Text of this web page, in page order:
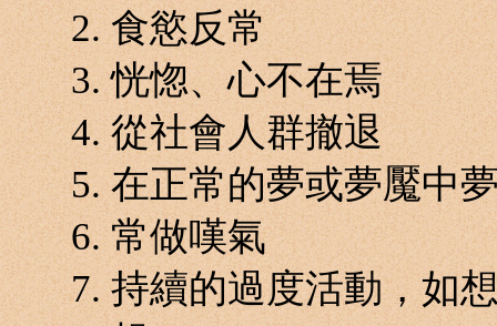
食慾反常
恍惚、心不在焉
從社會人群撤退
在正常的夢或夢魘中
常做嘆氣
持續的過度活動，如